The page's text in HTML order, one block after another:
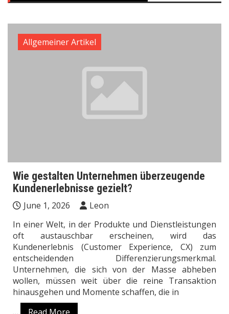
Allgemeiner Artikel
Wie gestalten Unternehmen überzeugende
Kundenerlebnisse gezielt?
June 1, 2026
Leon
In einer Welt, in der Produkte und Dienstleistungen
oft austauschbar erscheinen, wird das
Kundenerlebnis (Customer Experience, CX) zum
entscheidenden Differenzierungsmerkmal.
Unternehmen, die sich von der Masse abheben
wollen, müssen weit über die reine Transaktion
hinausgehen und Momente schaffen, die in